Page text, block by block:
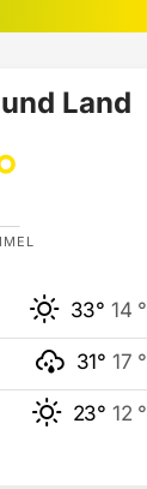
Land
33° 14 °
31° 17 °
23° 12 °